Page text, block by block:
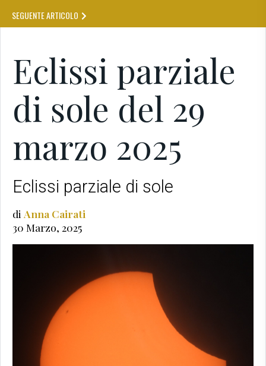
SEGUENTE ARTICOLO
Eclissi parziale
di sole del 29
marzo 2025
Eclissi parziale di sole
di Anna Cairati
30 Marzo, 2025